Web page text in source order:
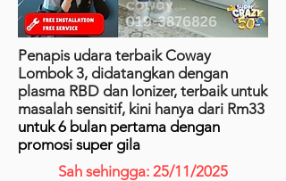
Penapis udara terbaik Coway
Lombok 3, didatangkan dengan
plasma RBD dan Ionizer, terbaik untuk
masalah sensitif, kini hanya dari Rm33
untuk 6 bulan pertama dengan
promosi super gila
Sah sehingga: 25/11/2025